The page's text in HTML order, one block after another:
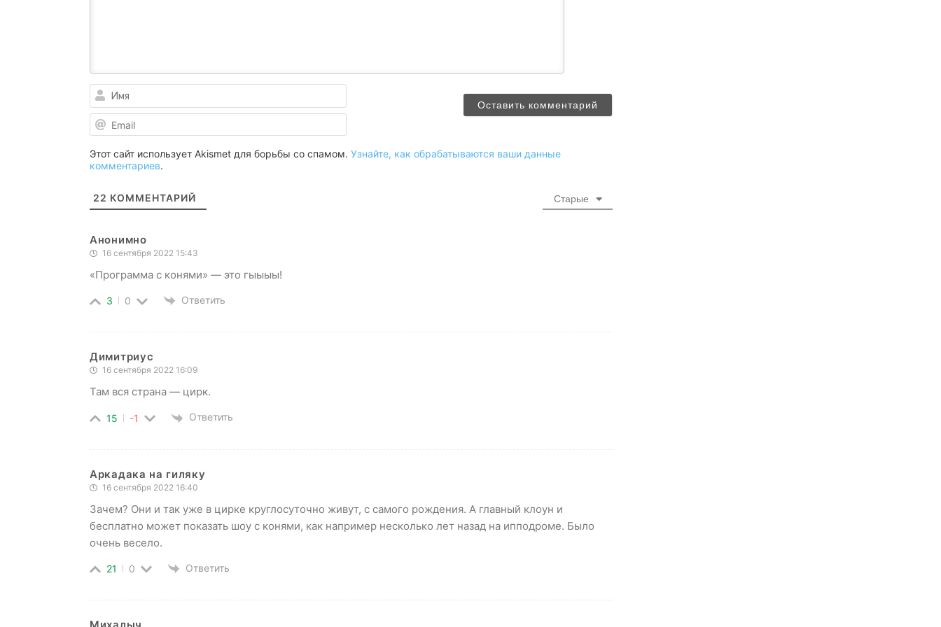
Этот сайт использует Akismet для борьбы со спамом. Узнайте, как обрабатываются ваши данные
комментариев.
22 КОММЕНТАРИЙ Старые
Анонимно
16 сентября 2022 15:43
«Программа с конями» — это гыыыы!
3 0 Ответить
Димитриус
16 сентября 2022 16:09
Там вся страна — цирк.
15 -1 Ответить
Аркадака на гиляку
16 сентября 2022 16:40
Зачем? Они и так уже в цирке круглосуточно живут, с самого рождения. А главный клоун и
бесплатно может показать шоу с конями, как например несколько лет назад на ипподроме. Было
очень весело.
21 0 Ответить